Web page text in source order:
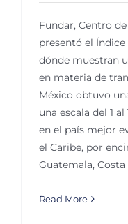
Fundar, Centro
presentó el Índice
dónde muestran
en materia de
México obtuvo
una escala del 1
en el país mejor
el Caribe, por
Guatemala, Costa
Read More